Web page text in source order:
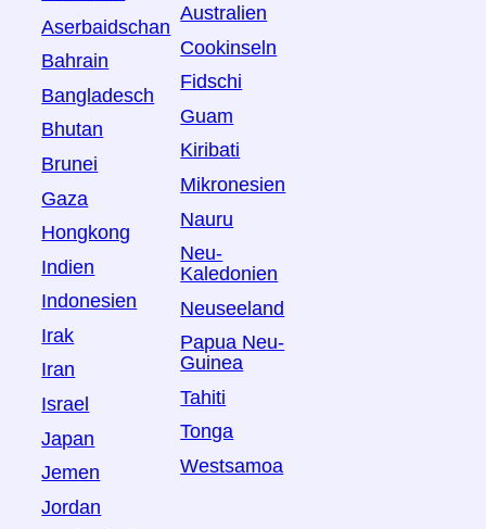
Aserbaidschan
Bahrain
Bangladesch
Bhutan
Brunei
Gaza
Hongkong
Indien
Indonesien
Irak
Iran
Israel
Japan
Jemen
Jordan
Australien
Cookinseln
Fidschi
Guam
Kiribati
Mikronesien
Nauru
Neu-
Kaledonien
Neuseeland
Papua Neu-
Guinea
Tahiti
Tonga
Westsamoa